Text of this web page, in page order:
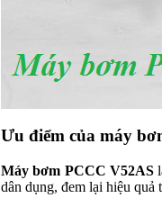
Ưu điểm của máy
Máy bơm PCCC V52AS
dân dụng, đem lại hiệu quả